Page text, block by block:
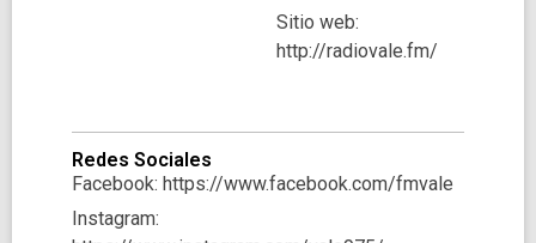
Sitio web:
http://radiovale.fm/
Redes Sociales
Facebook: https://www.facebook.com/fmvale
Instagram: